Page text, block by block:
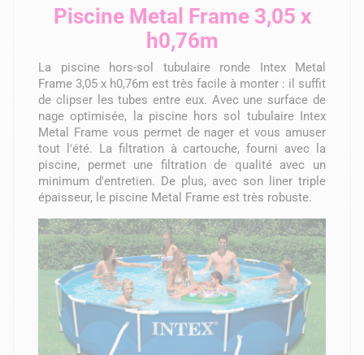
Piscine Metal Frame 3,05 x
h0,76m
La piscine hors-sol tubulaire ronde Intex Metal
Frame 3,05 x h0,76m est très facile à monter : il suffit
de clipser les tubes entre eux. Avec une surface de
nage optimisée, la piscine hors sol tubulaire Intex
Metal Frame vous permet de nager et vous amuser
tout l'été. La filtration à cartouche, fourni avec la
piscine, permet une filtration de qualité avec un
minimum d'entretien. De plus, avec son liner triple
épaisseur, le piscine Metal Frame est très robuste.